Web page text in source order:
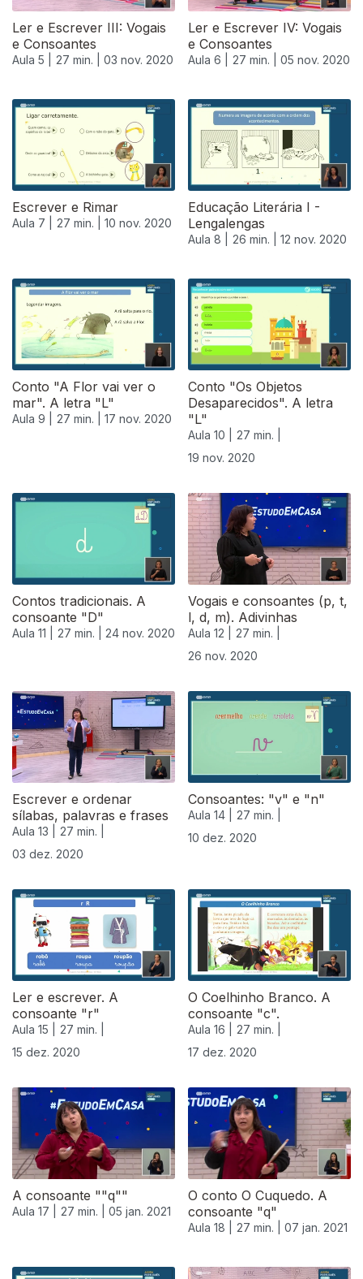
Ler e Escrever III: Vogais
e Consoantes
Aula 5 | 27 min. | 03 nov. 2020
Ler e Escrever IV: Vogais
e Consoantes
Aula 6 | 27 min. | 05 nov. 2020
Escrever e Rimar
Aula 7 | 27 min. | 10 nov. 2020
Educação Literária I -
Lengalengas
Aula 8 | 26 min. | 12 nov. 2020
Conto "A Flor vai ver o
mar". A letra "L"
Aula 9 | 27 min. | 17 nov. 2020
Conto "Os Objetos
Desaparecidos". A letra
"L"
Aula 10 |
27 min. |
19 nov. 2020
Contos tradicionais. A
consoante "D"
Aula 11 | 27 min. | 24 nov. 2020
Vogais e consoantes (p, t,
l, d, m). Adivinhas
Aula 12 |
27 min. |
26 nov. 2020
508428
Escrever e ordenar
sílabas, palavras e frases
Aula 13 |
27 min. |
03 dez. 2020
Consoantes: "v" e "n"
Aula 14 |
27 min. |
10 dez. 2020
Ler e escrever. A
consoante "r"
Aula 15 |
27 min. |
15 dez. 2020
O Coelhinho Branco. A
consoante "c".
Aula 16 |
27 min. |
17 dez. 2020
A consoante ""q""
Aula 17 | 27 min. | 05 jan. 2021
O conto O Cuquedo. A
consoante "q"
Aula 18 | 27 min. | 07 jan. 2021